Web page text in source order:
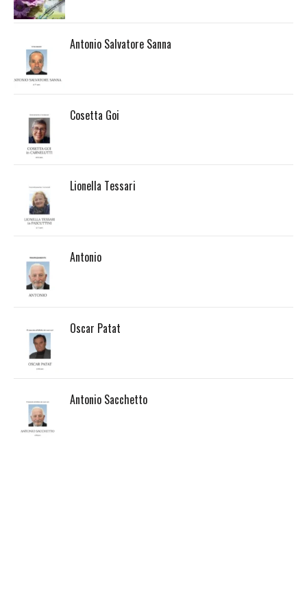
Antonio Salvatore Sanna
Cosetta Goi
Lionella Tessari
Antonio
Oscar Patat
Antonio Sacchetto